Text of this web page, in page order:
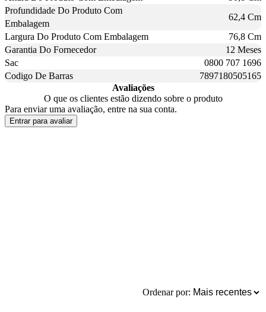
Profundidade Do Produto Com
Embalagem
62,4 Cm
Largura Do Produto Com Embalagem
76,8 Cm
Garantia Do Fornecedor
12 Meses
Sac
0800 707 1696
Codigo De Barras
7897180505165
Avaliações
O que os clientes estão dizendo sobre o produto
Para enviar uma avaliação, entre na sua conta.
Entrar para avaliar
Ordenar por: